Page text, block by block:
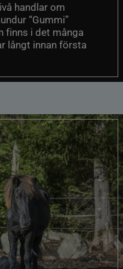
handlar om
“Gummi”
finns i det många
långt innan första